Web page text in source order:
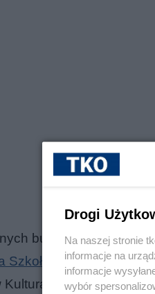
budynkach o
Szkoła Muzyczna I
Kulturalno-Muzycznych.
Drogi
Na naszej stronie
informacje na
informacje
wybór